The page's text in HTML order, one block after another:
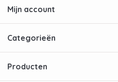
Mijn account
Categorieën
Producten